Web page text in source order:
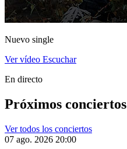
Nuevo single
Ver vídeo Escuchar
En directo
Próximos conciertos
Ver todos los conciertos
07 ago. 2026 20:00